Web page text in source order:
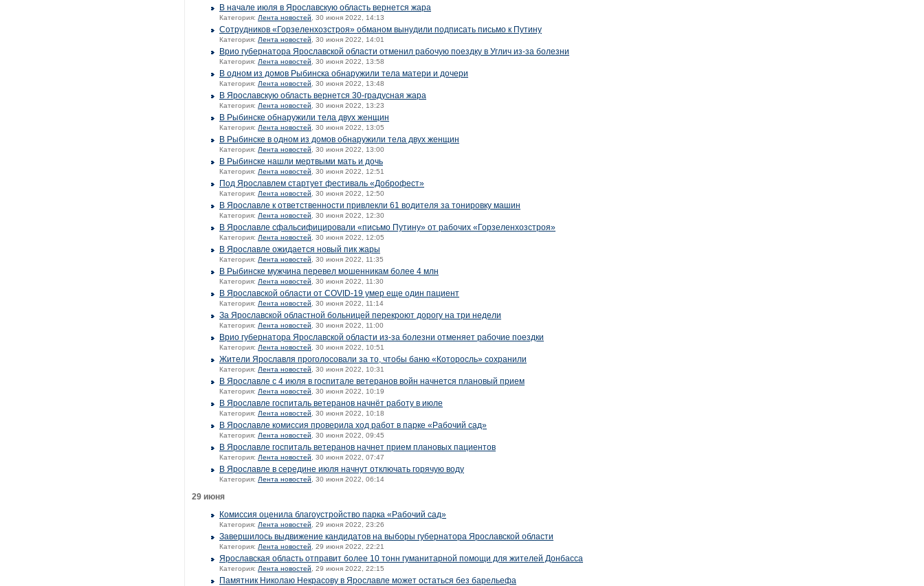
В начале июля в Ярославскую область вернется жара
Категория: Лента новостей , 30 июня 2022, 14:13
Сотрудников «Горзеленхозстроя» обманом вынудили подписать письмо к Путину
Категория: Лента новостей , 30 июня 2022, 14:01
Врио губернатора Ярославской области отменил рабочую поездку в Углич из-за болезни
Категория: Лента новостей , 30 июня 2022, 13:58
В одном из домов Рыбинска обнаружили тела матери и дочери
Категория: Лента новостей , 30 июня 2022, 13:48
В Ярославскую область вернется 30-градусная жара
Категория: Лента новостей , 30 июня 2022, 13:23
В Рыбинске обнаружили тела двух женщин
Категория: Лента новостей , 30 июня 2022, 13:05
В Рыбинске в одном из домов обнаружили тела двух женщин
Категория: Лента новостей , 30 июня 2022, 13:00
В Рыбинске нашли мертвыми мать и дочь
Категория: Лента новостей , 30 июня 2022, 12:51
Под Ярославлем стартует фестиваль «Доброфест»
Категория: Лента новостей , 30 июня 2022, 12:50
В Ярославле к ответственности привлекли 61 водителя за тонировку машин
Категория: Лента новостей , 30 июня 2022, 12:30
В Ярославле сфальсифицировали «письмо Путину» от рабочих «Горзеленхозстроя»
Категория: Лента новостей , 30 июня 2022, 12:05
В Ярославле ожидается новый пик жары
Категория: Лента новостей , 30 июня 2022, 11:35
В Рыбинске мужчина перевел мошенникам более 4 млн
Категория: Лента новостей , 30 июня 2022, 11:30
В Ярославской области от COVID-19 умер еще один пациент
Категория: Лента новостей , 30 июня 2022, 11:14
За Ярославской областной больницей перекроют дорогу на три недели
Категория: Лента новостей , 30 июня 2022, 11:00
Врио губернатора Ярославской области из-за болезни отменяет рабочие поездки
Категория: Лента новостей , 30 июня 2022, 10:51
Жители Ярославля проголосовали за то, чтобы баню «Которосль» сохранили
Категория: Лента новостей , 30 июня 2022, 10:31
В Ярославле с 4 июля в госпитале ветеранов войн начнется плановый прием
Категория: Лента новостей , 30 июня 2022, 10:19
В Ярославле госпиталь ветеранов начнёт работу в июле
Категория: Лента новостей , 30 июня 2022, 10:18
В Ярославле комиссия проверила ход работ в парке «Рабочий сад»
Категория: Лента новостей , 30 июня 2022, 09:45
В Ярославле госпиталь ветеранов начнет прием плановых пациентов
Категория: Лента новостей , 30 июня 2022, 07:47
В Ярославле в середине июля начнут отключать горячую воду
Категория: Лента новостей , 30 июня 2022, 06:14
29 июня
Комиссия оценила благоустройство парка «Рабочий сад»
Категория: Лента новостей , 29 июня 2022, 23:26
Завершилось выдвижение кандидатов на выборы губернатора Ярославской области
Категория: Лента новостей , 29 июня 2022, 22:21
Ярославская область отправит более 10 тонн гуманитарной помощи для жителей Донбасса
Категория: Лента новостей , 29 июня 2022, 22:15
Памятник Николаю Некрасову в Ярославле может остаться без барельефа